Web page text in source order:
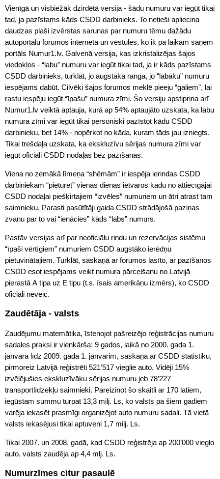
Vienīgā un visbiežāk dzirdētā versija - šādu numuru var iegūt tikai
tad, ja pazīstams kāds CSDD darbinieks. To netieši apliecina
daudzas plaši izvērstas sarunas par numuru tēmu dažādu
autoportālu forumos internetā un vēstules, ko ik pa laikam saņem
portāls Numur1.lv. Galvenā versija, kas izkristalizējas šajos
viedokļos - “labu” numuru var iegūt tikai tad, ja ir kāds pazīstams
CSDD darbinieks, turklāt, jo augstāka ranga, jo “labāku” numuru
iespējams dabūt. Cilvēki šajos forumos meklē pieeju “galiem”, lai
rastu iespēju iegūt “īpašu” numura zīmi. Šo versiju apstiprina arī
Numur1.lv veiktā aptauja, kurā ap 54% aptaujāto uzskata, ka labu
numura zīmi var iegūt tikai personiski pazīstot kādu CSDD
darbinieku, bet 14% - nopērkot no kāda, kuram tāds jau izniegts.
Tikai trešdaļa uzskata, ka ekskluzīvu sērijas numura zīmi var
iegūt oficiāli CSDD nodaļās bez pazīšanās.
Viena no zemākā līmeņa “shēmām” ir iespēja ierindas CSDD
darbiniekam “pieturēt” vienas dienas ietvaros kādu no attiecīgajai
CSDD nodaļai piešķirtajiem “izvēles” numuriem un ātri atrast tam
saimnieku. Parasti pasūtītāji gaida CSDD strādājošā paziņas
zvanu par to vai “ienācies” kāds “labs” numurs.
Pastāv versijas arī par neoficiālu rindu un rezervācijas sistēmu
“īpaši vērtīgiem” numuriem CSDD augstāko ierēdņu
pietuvinātajiem. Turklāt, saskaņā ar forumos lasīto, ar pazīšanos
CSDD esot iespējams veikt numura pārcelšanu no Latvijā
pierastā A tipa uz E tipu (t.s. īsais amerikāņu izmērs), ko CSDD
oficiāli neveic.
Zaudētāja - valsts
Zaudējumu matemātika, īstenojot pašreizējo reģistrācijas numuru
sadales praksi ir vienkārša: 9 gados, laikā no 2000. gada 1.
janvāra līdz 2009. gada 1. janvārim, saskaņā ar CSDD statistiku,
pirmoreiz Latvijā reģistrēti 521’517 vieglie auto. Vidēji 15%
izvēlējušies ekskluzīvāku sērijas numuru jeb 78’227
transportlīdzekļu saimnieki. Pareizinot šo skaitli ar 170 latiem,
iegūstam summu turpat 13,3 milj. Ls, ko valsts pa šiem gadiem
varēja iekasēt prasmīgi organizējot auto numuru sadali. Tā vietā
valsts iekasējusi tikai aptuveni 1,7 milj. Ls.
Tikai 2007. un 2008. gadā, kad CSDD reģistrēja ap 200’000 vieglo
auto, valsts zaudēja ap 4,4 mlj. Ls.
Numurzīmes citur pasaulē